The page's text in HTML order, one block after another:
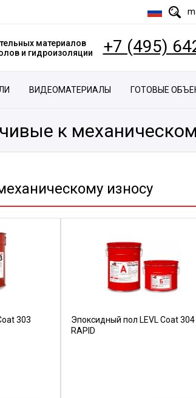
материалов
и гидроизоляции
+7 (495)
ВИДЕОМАТЕРИАЛЫ ГОТОВЫЕ
к
износу
303
Эпоксидный пол LEVL Coat 304
RAPID